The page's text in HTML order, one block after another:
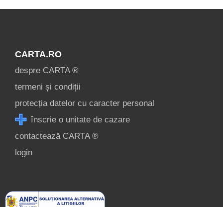
CARTA.RO
despre CARTA ®
termeni și condiții
protecția datelor cu caracter personal
înscrie o unitate de cazare
contactează CARTA ®
login